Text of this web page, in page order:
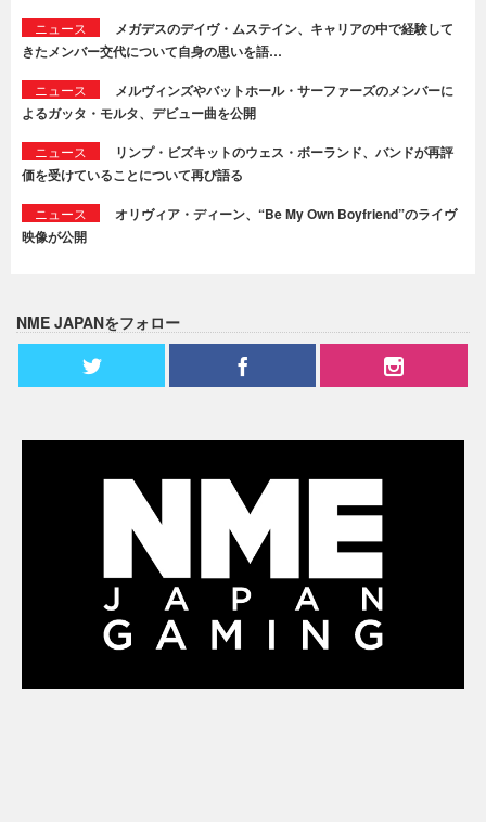
ニュース
メガデスのデイヴ・ムステイン、キャリアの中で経験して
きたメンバー交代について自身の思いを語…
ニュース
メルヴィンズやバットホール・サーファーズのメンバーに
よるガッタ・モルタ、デビュー曲を公開
ニュース
リンプ・ビズキットのウェス・ボーランド、バンドが再評
価を受けていることについて再び語る
ニュース
オリヴィア・ディーン、“Be My Own Boyfriend”のライヴ
映像が公開
NME JAPANをフォロー